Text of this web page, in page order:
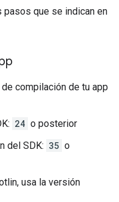
pasos que se indican en
compilación de tu app
24 o posterior
del SDK: 35 o
usa la versión